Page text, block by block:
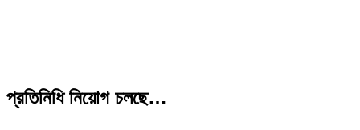
প্রতিনিধি নিয়োগ চলছে…